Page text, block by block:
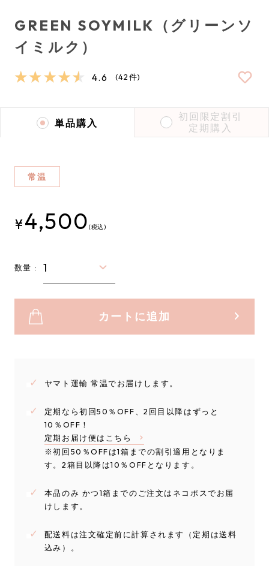
GREEN SOYMILK（グリーンソ
イミルク）
4.6 (42件)
単品購入
初回限定割引
定期購入
常温
4,500 (税込)
数量 :
カートに追加
ヤマト運輸 常温でお届けします。
定期なら初回50％OFF、2回目以降はずっと
10％OFF！
定期お届け便はこちら
※初回50％OFFは1箱までの割引適用となりま
す。2箱目以降は10％OFFとなります。
本品のみ かつ1箱までのご注文はネコポスでお届
けします。
配送料は注文確定前に計算されます（定期は送料
込み）。